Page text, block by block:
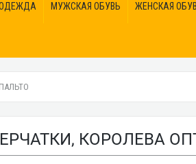
МУЖСКАЯ ОБУВЬ ЖЕНСКАЯ
КОРОЛЕВА